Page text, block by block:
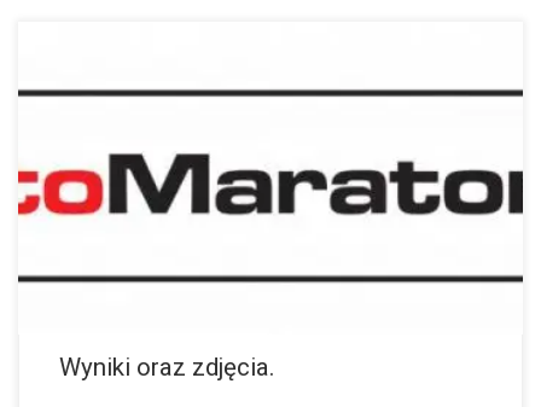
Witajcie, Na naszej stronie dostępne są już wyniki XI Półmaratonu
Świętych Mikołajów (w wersji pdf), aby je obejrzeć prosimy o przejście na
zakładkę Wyniki, a…więcej
Wyniki oraz zdjęcia.